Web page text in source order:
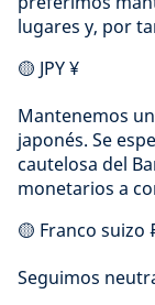
lugares y, por
🟡 JPY ¥
Mantenemos
japonés. Se
cautelosa del
monetarios a
🟡 Franco suizo
Seguimos